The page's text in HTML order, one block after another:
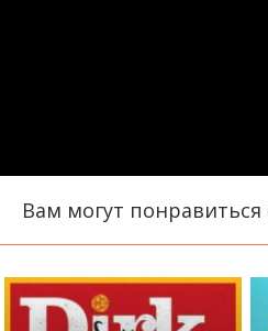
Вам могут понравиться